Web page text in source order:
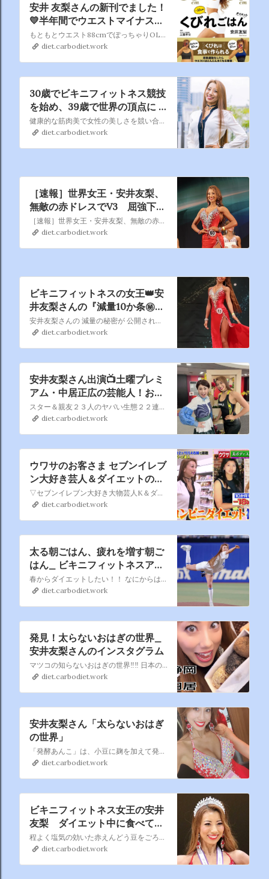
安井 友梨さんの新刊でました！
💛半年間でウエストマイナス
30cm くびれごはんダイエッ
ト
もともとウエスト88cmでぽっちゃりOLだった彼女が 10年間にわたって自身の体で試してたどりついた 「究極のくびれごはん」レシピ一挙を一挙大公開。 くびれるために必要な、食材と調理法を惜しみなく紹介します。
diet.carbodiet.work
30歳でビキニフィットネス競技
を始め、39歳で世界の頂点に -
安井友梨さん
健康的な筋肉美で女性の美しさを競い合うビキニフィットネス競技。国内最高峰の大会で5連覇の快挙を達成し、絶対女王として競技人気をけん引しているのが安井友梨さんです。2023年には、IFBB世界フィットネス＆ボディビル選手権で日本人初の世界一に輝き話題を集めました。現在40歳。年齢を重ねてなお、“自分史
diet.carbodiet.work
［速報］世界女王・安井友梨、
無敵の赤ドレスでV3 屈強下半
身の大谷美咲がウェルネスで初
代女王に【JBBF】
［速報］世界女王・安井友梨、無敵の赤ドレスでV3 屈強下半身の大谷美咲がウェルネスで初代女王に【JBBF】(VITUP!) #Yahooニュース #JBBF ▶https://news.yahoo.co.jp/articles/3d461
diet.carbodiet.work
ビキニフィットネスの女王👑安
井友梨さんの『減量10か条㊙️㊙️
㊙️㊙️㊙️㊙️』
安井友梨さんの 減量の秘密が 公開されています う～ん なるほどね～ 大変参考になりますよね
diet.carbodiet.work
安井友梨さん出演📺土曜プレミ
アム・中居正広の芸能人！お友
達呼んできましたグランプリ第
２弾
スター＆親友２３人のヤバい生態２２連発！あのちゃんが親友安藤なつ宅初訪問で本音ポロリ…寺田心唯一の友達は謎のおじさん！加藤茶サプライズ登場！津田にドッキリ
diet.carbodiet.work
ウワサのお客さま セブンイレブ
ン大好き芸人＆ダイエットの達
人📺Tver配信中！
▽セブンイレブン大好き大物芸人K＆ダイエットの達人美女が登場
diet.carbodiet.work
太る朝ごはん、疲れを増す朝ご
はん_ ビキニフィットネスアス
リート安井友梨さんのブログ
春からダイエットしたい！！ なにからはじめて良いかわからない ダイエットを加速させたい！！ 難しく頭で考えず、、 まずはMRPスムージー1杯から気軽にトライを✨✨✨✨🤝
diet.carbodiet.work
発見！太らないおはぎの世界_
安井友梨さんのインスタグラム
マツコの知らないおはぎの世界‼️‼️ 日本のスーパーフード【おはぎ】🇯🇵 おはぎマニアが各地の究極おはぎを紹介。【安井友梨プロデュース月替わり限定太らないおはぎケーキ㊙️】
diet.carbodiet.work
安井友梨さん「太らないおはぎ
の世界」
「発酵あんこ」は、小豆に麹を加えて発酵させたもの 発酵あんこには砂糖が含まれないので、食べても血糖値上がらない そのうえ、食物繊維が豊富で腸内環境を整える作用があり、 美肌効果も期待できます。 鉄分や亜鉛も多く含む、 女性にはうれしい食品㊙️㊙️
diet.carbodiet.work
ビキニフィットネス女王の安井
友梨 ダイエット中に食べても
OKのおやつ紹介「必ず買い占
めます」
程よく塩気の効いた赤えんどう豆をごろごろと混ぜ込み、すっきりとした味わいのつぶあんを包んだ豆大福です。原材料高騰の為、税抜き売価１４０円から１４８円に変更します
diet.carbodiet.work